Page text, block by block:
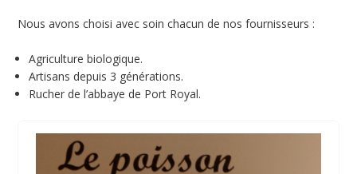
Nous avons choisi avec soin chacun de nos fournisseurs :
Agriculture biologique.
Artisans depuis 3 générations.
Rucher de l’abbaye de Port Royal.